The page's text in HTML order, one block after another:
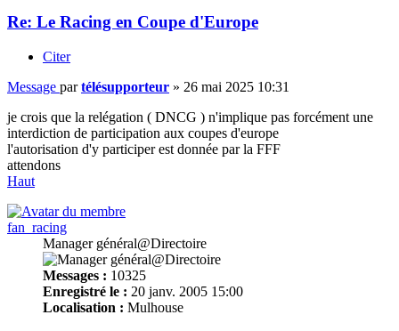
Re: Le Racing en Coupe d'Europe
Citer
Message partélésupporteur » 26 mai 2025 10:31
je crois que la relégation ( DNCG ) n'implique pas forcément une
interdiction de participation aux coupes d'europe
l'autorisation d'y participer est donnée par la FFF
attendons
Haut
fan_racing
Manager général@Directoire
Messages : 10325
Enregistré le : 20 janv. 2005 15:00
Localisation : Mulhouse